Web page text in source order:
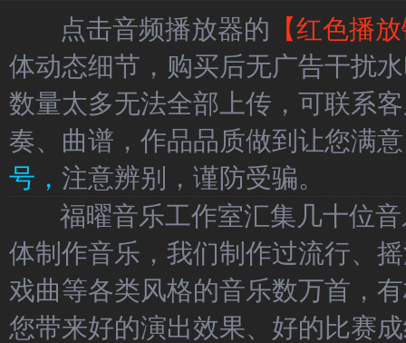
点击音频播放器的 【红色播
体动态细节，购买后无广告干扰
数量太多无法全部上传，可联系
奏、曲谱，作品品质做到让您满
号， 注意辨别，谨防受骗。
福曜音乐工作室汇集几十位音
体制作音乐，我们制作过流行、
戏曲等各类风格的音乐数万首，
您带来好的演出效果、好的比赛